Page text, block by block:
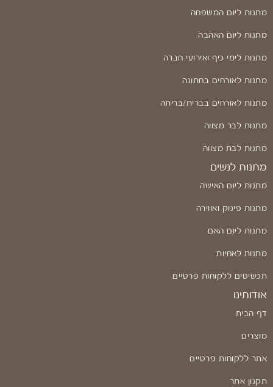
מתנות ליום המשפחה
מתנות ליום האהבה
מתנות לימי כיף ואירועי חברה
מתנות לאורחים בחתונה
מתנות לאורחים בברית/בריתה
מתנות לבר מצווה
מתנות לבת מצווה
מתנות לנשים
מתנות ליום האישה
מתנות פינוק ואווירה
מתנות ליום האם
מתנות לאחיות
תכשיטים ללקוחות פרטיים
אודותינו
דף הבית
מוצרים
אתר ללקוחות פרטיים
תקנון אתר